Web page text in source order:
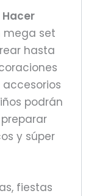
Hacer
mega set
hasta
podrán
y súper
fiestas